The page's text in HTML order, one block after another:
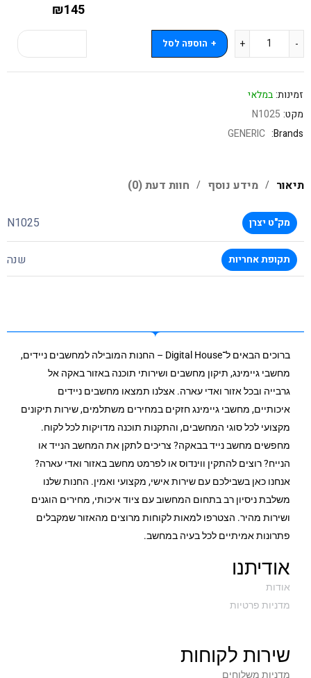
₪145
הוספה לסל
זמינות:במלאי
מקט: N1025
Brands:
GENERIC
תיאור מידע נוסף חוות דעת (0)
מק"ט יצרן N1025
תקופת אחריות שנה
ברוכים הבאים ל־Digital House – החנות המובילה למחשבים ניידים,
מחשבי גיימינג, תיקון מחשבים ושירותי תוכנה באזור באקה אל
גרבייה ובכל אזור ואדי עארה. אצלנו תמצאו מחשבים ניידים
איכותיים, מחשבי גיימינג חזקים במחירים משתלמים, שירות תיקונים
מקצועי לכל סוגי המחשבים, והתקנות תוכנה מדויקות לכל לקוח.
מחפשים מחשב נייד בבאקה? צריכים לתקן את המחשב הנייד או
הנייח? רוצים להתקין ווינדוס או לפרמט מחשב באזור ואדי עארה?
אנחנו כאן בשבילכם עם שירות אישי, מקצועי ואמין. החנות שלנו
משלבת ניסיון רב בתחום המחשוב עם ציוד איכותי, מחירים הוגנים
ושירות מהיר. הצטרפו למאות לקוחות מרוצים מהאזור שמקבלים
פתרונות אמיתיים לכל בעיה במחשב.
אודיתנו
אודות
מדניות פרטיות
שירות לקוחות
מדניות משלוחים